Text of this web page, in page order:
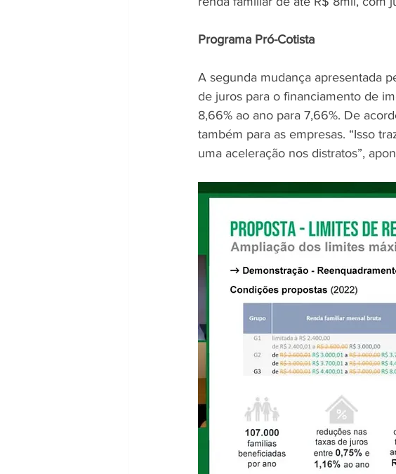
Programa Pró-Cotista
A segunda mudança apresentada
de juros para o financiamento de
8,66% ao ano para 7,66%. De
também para as empresas. “Isso
uma aceleração nos distratos”,